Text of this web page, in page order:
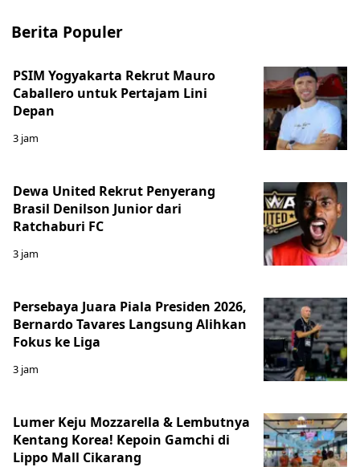
Berita Populer
PSIM Yogyakarta Rekrut Mauro
Caballero untuk Pertajam Lini
Depan
3 jam
Dewa United Rekrut Penyerang
Brasil Denilson Junior dari
Ratchaburi FC
3 jam
Persebaya Juara Piala Presiden 2026,
Bernardo Tavares Langsung Alihkan
Fokus ke Liga
3 jam
Lumer Keju Mozzarella & Lembutnya
Kentang Korea! Kepoin Gamchi di
Lippo Mall Cikarang